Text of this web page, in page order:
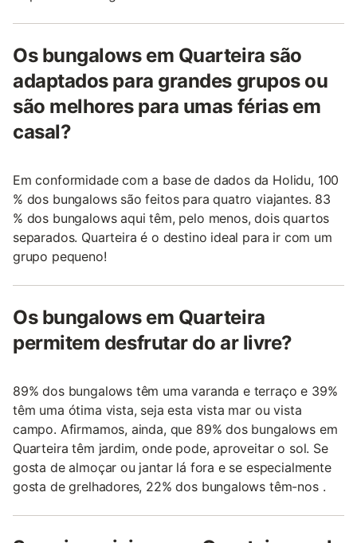
Os bungalows em Quarteira são
adaptados para grandes grupos ou
são melhores para umas férias em
casal?
Em conformidade com a base de dados da Holidu, 100
% dos bungalows são feitos para quatro viajantes. 83
% dos bungalows aqui têm, pelo menos, dois quartos
separados. Quarteira é o destino ideal para ir com um
grupo pequeno!
Os bungalows em Quarteira
permitem desfrutar do ar livre?
89% dos bungalows têm uma varanda e terraço e 39%
têm uma ótima vista, seja esta vista mar ou vista
campo. Afirmamos, ainda, que 89% dos bungalows em
Quarteira têm jardim, onde pode, aproveitar o sol. Se
gosta de almoçar ou jantar lá fora e se especialmente
gosta de grelhadores, 22% dos bungalows têm-nos .